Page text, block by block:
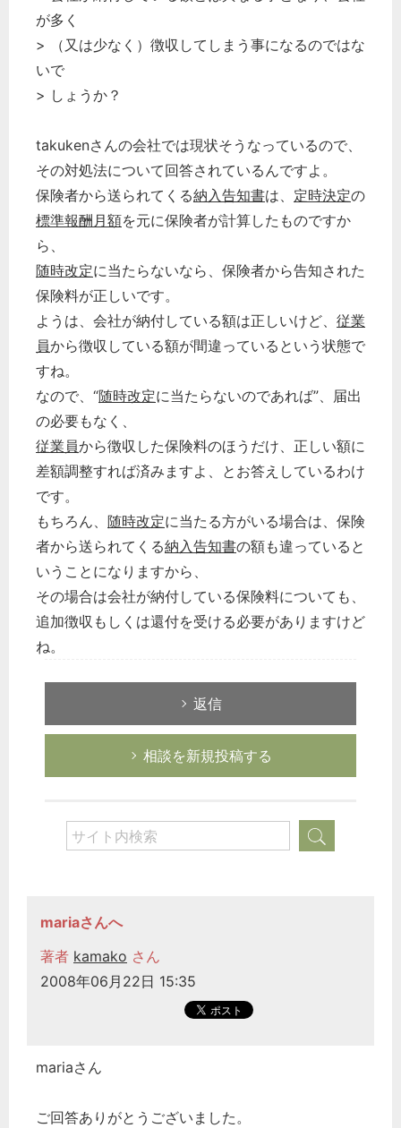
が多く
> （又は少なく）徴収してしまう事になるのではな
いで
> しょうか？
takukenさんの会社では現状そうなっているので、
その対処法について回答されているんですよ。
保険者から送られてくる納入告知書は、 定時決定の
標準報酬月額を元に保険者が計算したものですか
ら、
随時改定に当たらないなら、保険者から告知された
保険料が正しいです。
ようは、会社が納付している額は正しいけど、 従業
員から徴収している額が間違っているという状態で
すね。
なので、“随時改定に当たらないのであれば”、届出
の必要もなく、
従業員から徴収した保険料のほうだけ、正しい額に
差額調整すれば済みますよ、とお答えしているわけ
です。
もちろん、 随時改定に当たる方がいる場合は、保険
者から送られてくる納入告知書の額も違っていると
いうことになりますから、
その場合は会社が納付している保険料についても、
追加徴収もしくは還付を受ける必要がありますけど
ね。
返信
相談を新規投稿する
mariaさんへ
著者 kamako さん
2008年06月22日 15:35
mariaさん
ご回答ありがとうございました。
総務の給湯室